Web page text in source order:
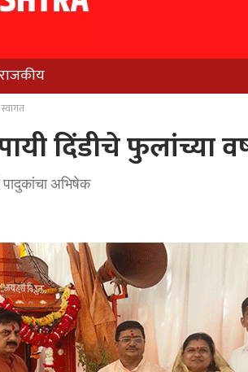
राजकीय
दिंडीचे फुलांच्या
पादुकांचा अभिषेक